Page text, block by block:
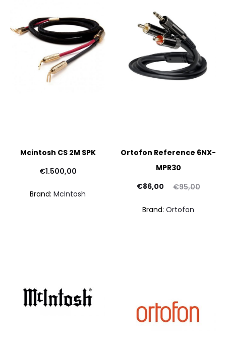
Mcintosh CS 2M SPK
€1.500,00
Brand: McIntosh
Ortofon Reference 6NX-
MPR30
€95,00
Il
€86,00
Brand: Ortofon